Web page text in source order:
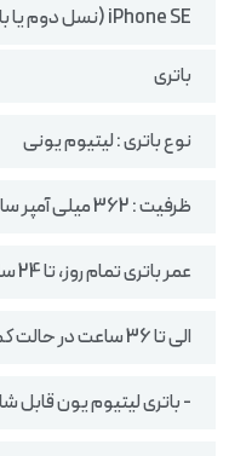
iPhone SE (نسل دوم یا بالاتر)
باتری
نوع باتری : لیتیوم یونی
ظرفیت : 362 میلی آمپر ساعت
عمر باتری تمام روز، تا 24 ساعت استفاده معمولی6
الی تا 36 ساعت در حالت کم مصرف
- باتری لیتیوم یون قابل